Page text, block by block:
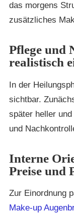
das morgens
zusätzliches
Pflege und
realistisch
In der
sichtbar.
später heller
und
Interne
Preise und
Zur Einordnung
Make-up